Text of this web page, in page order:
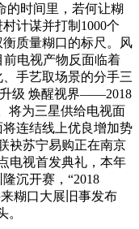
的时间里，若何让糊
计谋并打制1000个
质量糊口的标尺。风
电视产物反面临着
手艺取场景的分手三
升级 焕醒视界——2018
将为三星供给电视面
连结线上优良增加势
袂苏宁易购正在南京
电视首发典礼，本年
沉开赛，“2018
糊口大展旧事发布
。